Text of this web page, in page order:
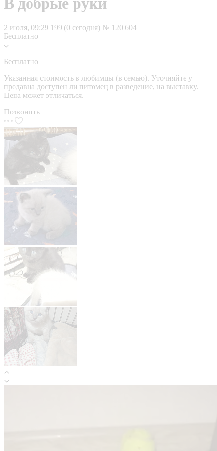
В добрые руки
2 июля, 09:29 199 (0 сегодня) № 120 604
Бесплатно
Бесплатно
Указанная стоимость в любимцы (в семью). Уточняйте у
продавца доступен ли питомец в разведение, на выставку.
Цена может отличаться.
Позвонить